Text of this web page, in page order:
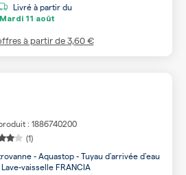
Livré à partir du
Mardi 11 août
à partir de3,60 €
: 1886740200
(1)
- Aquastop - Tuyau d'arrivée d'eau
vaisselle FRANCIA